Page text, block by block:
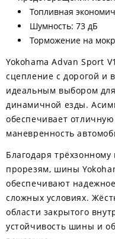
Топливная
Шумность: 73 дБ
Торможение на
Yokohama Advan Sport
сцепление с дорогой и
идеальным выбором
динамичной езды.
обеспечивает
маневренность
Благодаря
прорезям, шины
обеспечивают
сложных условиях.
области закрытого
устойчивость шины и